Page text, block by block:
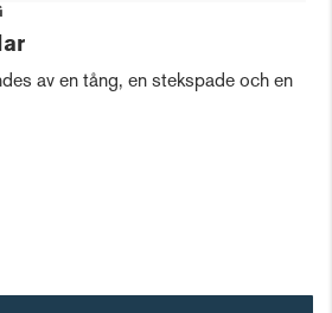
av en tång, en stekspade och en